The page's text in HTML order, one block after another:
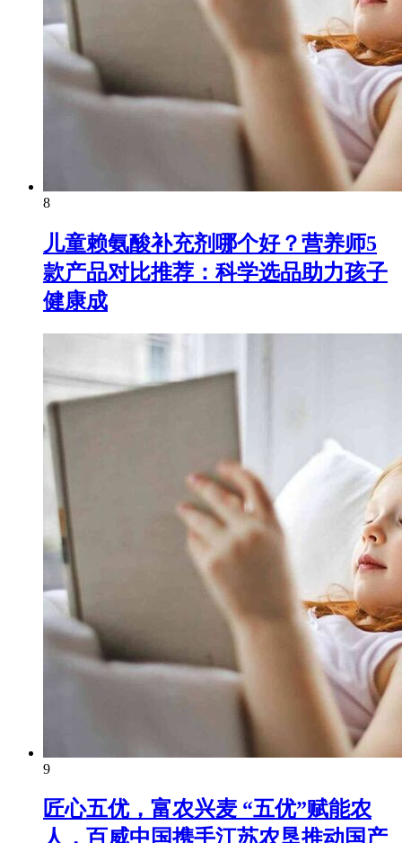
8
儿童赖氨酸补充剂哪个好？营养师5
款产品对比推荐：科学选品助力孩子
健康成
9
匠心五优，富农兴麦 “五优”赋能农
人，百威中国携手江苏农垦推动国产